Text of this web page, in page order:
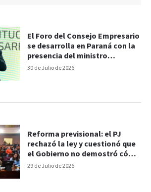
30 de Julio de 2026
El Foro del Consejo Empresario
se desarrolla en Paraná con la
presencia del ministro
Sturzenegger
29 de Julio de 2026
Reforma previsional: el PJ
rechazó la ley y cuestionó que
el Gobierno no demostró cómo
reducirá el déficit